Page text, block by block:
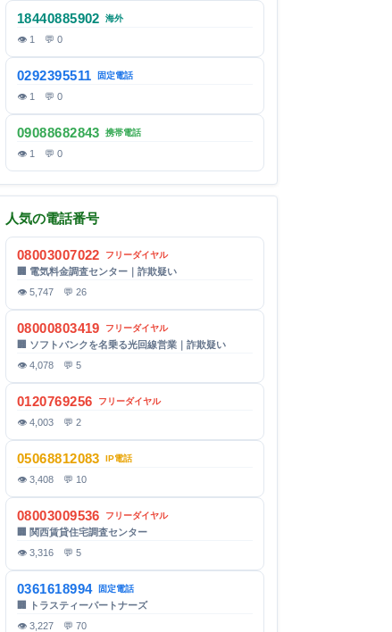
18440885902 海外
👁 1 💬 0
0292395511 固定電話
👁 1 💬 0
09088682843 携帯電話
👁 1 💬 0
人気の電話番号
08003007022 フリーダイヤル
🏢 電気料金調査センター｜詐欺疑い
👁 5,747 💬 26
08000803419 フリーダイヤル
🏢 ソフトバンクを名乗る光回線営業｜詐欺疑い
👁 4,078 💬 5
0120769256 フリーダイヤル
👁 4,003 💬 2
05068812083 IP電話
👁 3,408 💬 10
08003009536 フリーダイヤル
🏢 関西賃貸住宅調査センター
👁 3,316 💬 5
0361618994 固定電話
🏢 トラスティーパートナーズ
👁 3,227 💬 70